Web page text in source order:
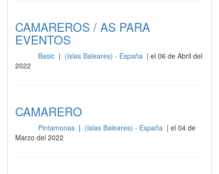
CAMAREROS / AS PARA
EVENTOS
Basic | (Islas Baleares) - España | el 06 de Abril del
2022
CAMARERO
Pintamonas | (Islas Baleares) - España | el 04 de
Marzo del 2022